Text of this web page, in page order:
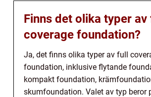
Finns det olika typer av
coverage foundation?
Ja, det finns olika typer av full
foundation, inklusive flytande
kompakt foundation,
skumfoundation. Valet av typ beror